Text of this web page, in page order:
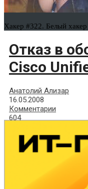
Хакер #322. Белый хакер
Отказ в
Cisco
Анатолий Ализар
16.05.2008
Комментарии
604